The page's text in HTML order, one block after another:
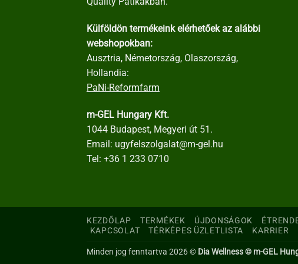
Külföldön termékeink elérhetőek az alábbi
webshopokban:
Ausztria, Németország, Olaszország,
Hollandia:
PaNi-Reformfarm
m-GEL Hungary Kft.
1044 Budapest, Megyeri út 51.
Email: ugyfelszolgalat@m-gel.hu
Tel: +36 1 233 0710
KEZDŐLAP TERMÉKEK ÚJDONSÁGOK
KAPCSOLAT
TÉRKÉPES ÜZLETLISTA KARRIER
Minden jog fenntartva 2026 © Dia Wellness © m-GEL